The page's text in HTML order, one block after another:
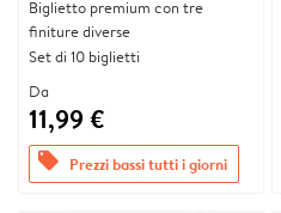
Biglietto premium con tre
finiture diverse
Set di 10 biglietti
Da
11,99 €
offers Prezzi bassi tutti i giorni